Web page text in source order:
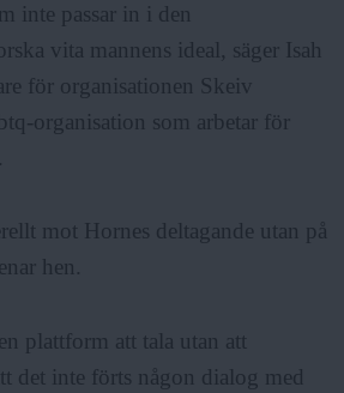
inte passar in i den
vita mannens ideal, säger Isah
för organisationen Skeiv
organisation som arbetar för
mot Hornes deltagande utan på
hen.
plattform att tala utan att
det inte förts någon dialog med